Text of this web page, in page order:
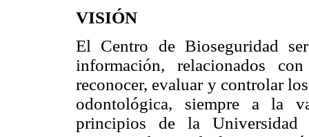
VISIÓN
El Centro de Bioseguridad
información, relacionados
reconocer, evaluar y controlar
odontológica, siempre a la
principios de la Universidad